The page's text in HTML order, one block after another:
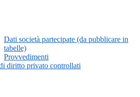
Dati società partecipate (da pubblicare in
tabelle)
Provvedimenti
diritto privato controllati